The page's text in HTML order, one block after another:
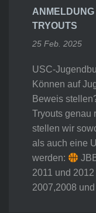
TRYOUTS
25 Feb. 2025
USC-
Können auf
Beweis
Tryouts genau
stellen wir
als auch eine
werden:
2011 und 2012
2007,2008